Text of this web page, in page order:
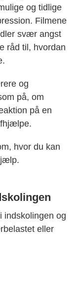
og tidlige
Filmene
svær angst
råd til, hvordan
og
på, om
på en
hvor du kan
indskolingen og
eller